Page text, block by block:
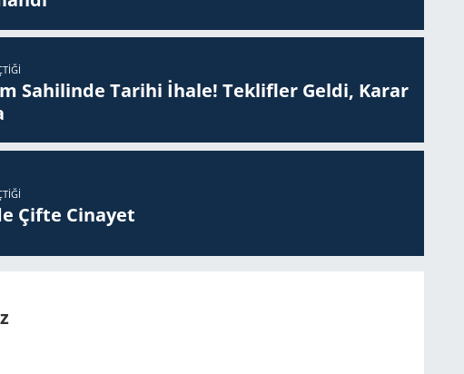
Sahilinde Tarihi İhale! Teklifler Geldi, Karar
Çifte Ci­na­yet